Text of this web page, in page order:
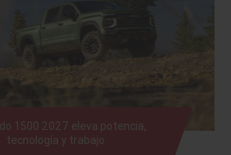
1500 2027 eleva potencia,
tecnología y trabajo